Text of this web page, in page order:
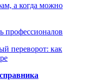
а когда можно
профессионалов
переворот: как